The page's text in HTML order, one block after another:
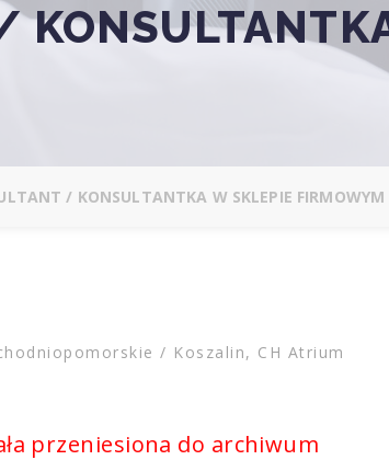
/ KONSULTANTKA W SKLEPIE
/ Koszalin, CH Atrium
przeniesiona do archiwum